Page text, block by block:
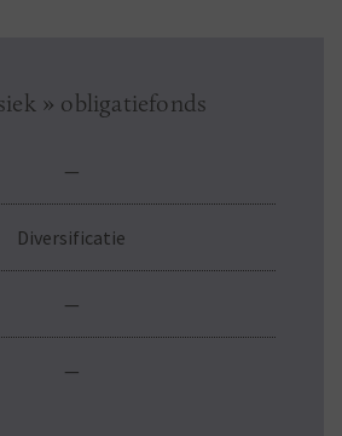
» obligatiefonds
—
Diversificatie
—
—